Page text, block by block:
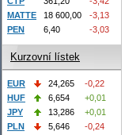
MATTE
18 600,00
-3,13
PEN
6,40 -3,03
Kurzovní lístek
EUR 24,265
-0,22
HUF
6,654
+0,01
JPY
13,286
+0,01
PLN
5,646
-0,24